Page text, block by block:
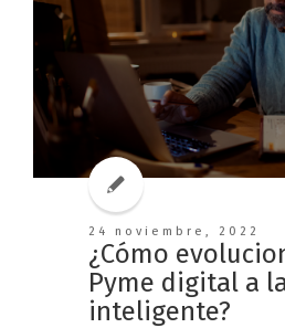
24 noviembre, 2022
¿Cómo
Pyme digital a
inteligente?